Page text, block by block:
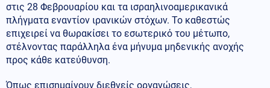
στις 28 Φεβρουαρίου και τα ισραηλινοαμερικανικά
πλήγματα εναντίον ιρανικών στόχων. Το καθεστώς
επιχειρεί να θωρακίσει το εσωτερικό του μέτωπο,
στέλνοντας παράλληλα ένα μήνυμα μηδενικής ανοχής
προς κάθε κατεύθυνση.
Όπως επισημαίνουν διεθνείς οργανώσεις,